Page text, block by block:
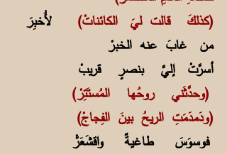
(كذلكَ قالت ليَ الكائناتْ) لأُخبِرَ
من غابَ عنه الخبرْ
أسرَّتْ إليَّ بنصرٍ قريبْ
(وحدَّثَني روحُها المُستَتِرْ)
(ودَمدَمَتِ الريحُ بينَ الفِجاجْ)
فوسوَسَ طاغيةٌ واقشَعَرّْ